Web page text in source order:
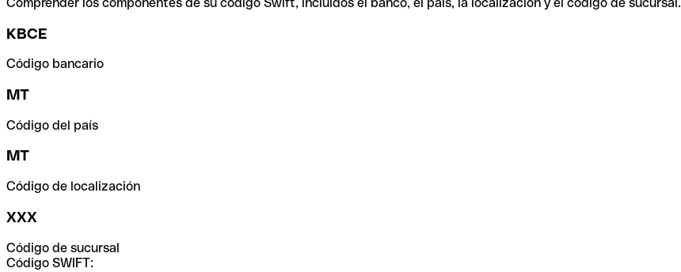
KBCE
Código bancario
MT
Código del país
MT
Código de localización
XXX
Código de sucursal
Código SWIFT: